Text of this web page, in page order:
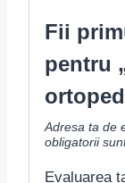
Fii
pentru
Adresa ta de
obligatorii
Evaluarea